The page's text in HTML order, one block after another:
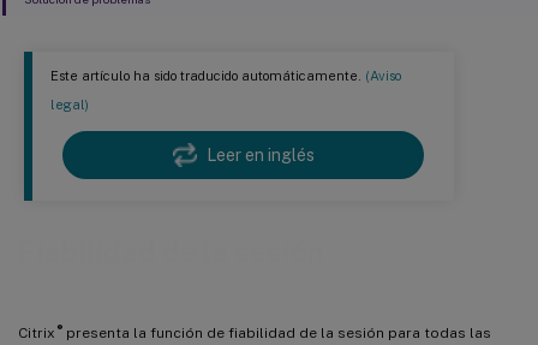
Este artículo ha sido traducido automáticamente. (Aviso
legal)
Leer en inglés
Citrix ®presenta la función de fiabilidad de la sesión para todas las